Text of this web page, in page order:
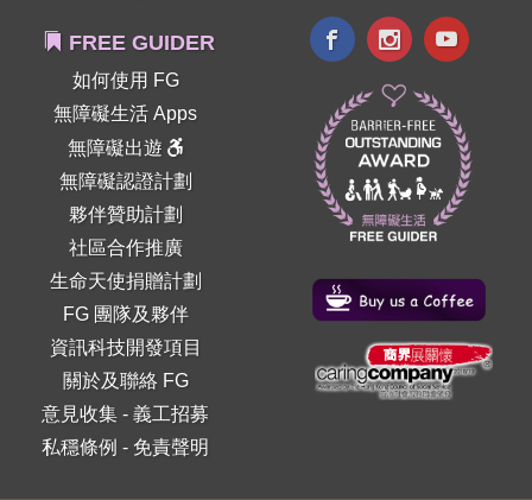
FREE GUIDER
如何使用 FG
無障礙生活 Apps
無障礙出遊
無障礙認證計劃
夥伴贊助計劃
社區合作推廣
生命天使捐贈計劃
FG 團隊及夥伴
資訊科技開發項目
關於及聯絡 FG
意見收集 -義工招募
私穩條例 - 免責聲明